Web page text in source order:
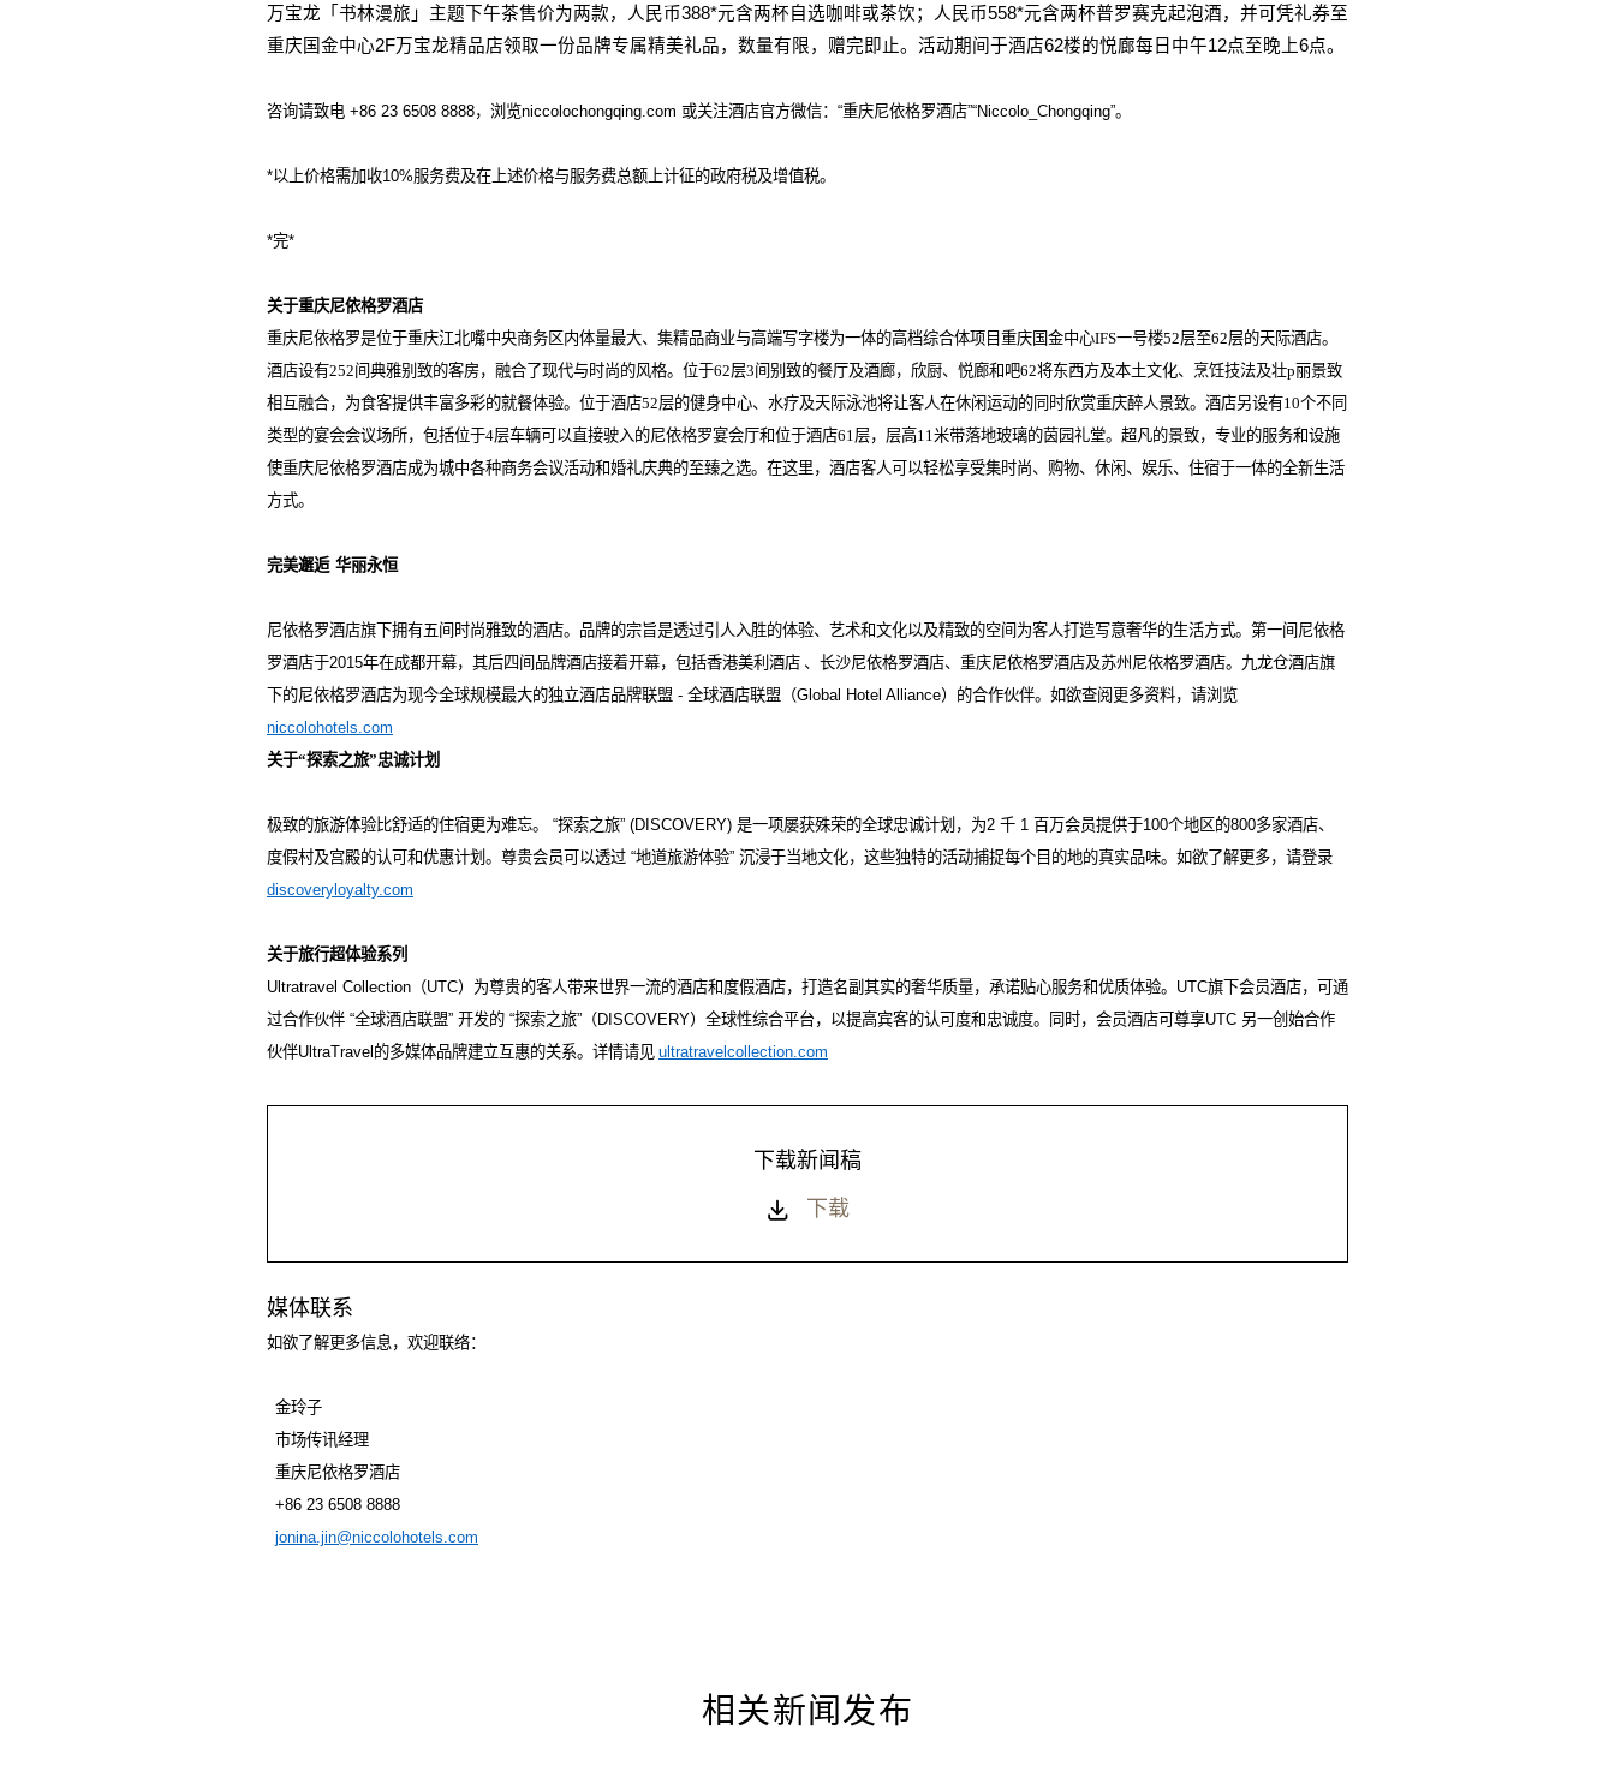
万宝龙「 书林漫旅 」 主题下午茶售价为两款，人民币388*元含两杯自选咖啡或茶饮；人民币558*元含两杯普罗赛克起泡酒，并可凭礼券至
重庆国金中心2F万宝龙精品店领取一份品牌专属精美礼品，数量有限，赠完即止。活动期间于酒店62楼的悦廊每日中午12点至晚上6点。
咨询请致电+86 23 6508 8888，浏览niccolochongqing.com 或关注酒店官方微信： “重庆尼依格罗酒店”“Niccolo_Chongqing”。
*以上价格需加收10%服务费及在上述价格与服务费总额上计征的政府税及增值税。
*完*
关于重庆尼依格罗酒店
重庆尼依格罗是位于重庆江北嘴中央商务区内体量最大、集精品商业与高端写字楼为一体的高档综合体项目重庆国金中心IFS一号楼52层至62层的天际酒店。
酒店设有252间典雅别致的客房，融合了现代与时尚的风格。位于62层3间别致的餐厅及酒廊，欣厨、悦廊和吧62将东西方及本土文化、烹饪技法及壮p丽景致
相互融合，为食客提供丰富多彩的就餐体验。位于酒店52层的健身中心、水疗及天际泳池将让客人在休闲运动的同时欣赏重庆醉人景致。酒店另设有10个不同
类型的宴会会议场所，包括位于4层车辆可以直接驶入的尼依格罗宴会厅和位于酒店61层，层高11米带落地玻璃的茵园礼堂。超凡的景致，专业的服务和设施
使重庆尼依格罗酒店成为城中各种商务会议活动和婚礼庆典的至臻之选。在这里，酒店客人可以轻松享受集时尚、购物、休闲、娱乐、住宿于一体的全新生活
方式。
完美邂逅 华丽永恒
尼依格罗酒店旗下拥有五间时尚雅致的酒店。品牌的宗旨是透过引人入胜的体验、艺术和文化以及精致的空间为客人打造写意奢华的生活方式。第一间尼依格
罗酒店于2015年在成都开幕，其后四间品牌酒店接着开幕，包括香港美利酒店 、长沙尼依格罗酒店、重庆尼依格罗酒店及苏州尼依格罗酒店。九龙仓酒店旗
下的尼依格罗酒店为现今全球规模最大的独立酒店品牌联盟 - 全球酒店联盟（Global Hotel Alliance）的合作伙伴。如欲查阅更多资料，请浏览
niccolohotels.com
关于“探索之旅”忠诚计划
极致的旅游体验比舒适的住宿更为难忘。 “探索之旅” (DISCOVERY) 是一项屡获殊荣的全球忠诚计划，为2 千1 百万会员提供于100个地区的800多家酒店、
度假村及宫殿的认可和优惠计划。尊贵会员可以透过“地道旅游体验” 沉浸于当地文化，这些独特的活动捕捉每个目的地的真实品味。如欲了解更多，请登录
discoveryloyalty.com
关于旅行超体验系列
Ultratravel Collection（UTC）为尊贵的客人带来世界一流的酒店和度假酒店，打造名副其实的奢华质量，承诺贴心服务和优质体验。 UTC旗下会员酒店，可通
过合作伙伴“全球酒店联盟” 开发的“探索之旅”（ DISCOVERY）全球性综合平台，以提高宾客的认可度和忠诚度。同时，会员酒店可尊享UTC 另一创始合作
伙伴UltraTravel 的多媒体品牌建立互惠的关系。详情请见 ultratravelcollection.com
下载新闻稿
下载
媒体联系
如欲了解更多信息，欢迎联络：
金玲子
市场传讯经理
重庆尼依格罗酒店
+86 23 6508 8888
jonina.jin@niccolohotels.com
相关新闻发布